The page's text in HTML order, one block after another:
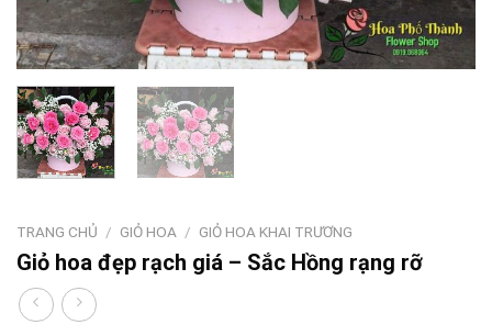
TRANG CHỦ / GIỎ HOA / GIỎ HOA KHAI TRƯƠNG
Giỏ hoa đẹp rạch giá – Sắc Hồng rạng rỡ